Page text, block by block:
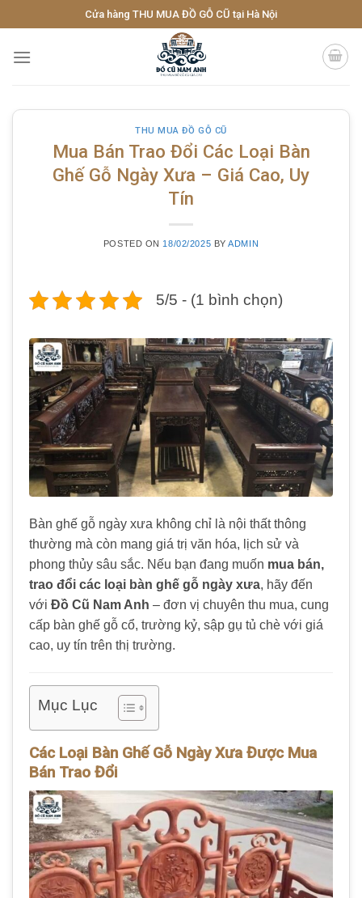
to
content
Cửa hàng THU MUA ĐỒ GỖ CŨ tại Hà Nội
THU MUA ĐỒ GỖ CŨ
Mua Bán Trao Đổi Các Loại Bàn
Ghế Gỗ Ngày Xưa – Giá Cao, Uy
Tín
POSTED ON 18/02/2025 BYADMIN
5/5 - (1 bình chọn)
Bàn ghế gỗ ngày xưa không chỉ là nội thất thông
thường mà còn mang giá trị văn hóa, lịch sử và
phong thủy sâu sắc. Nếu bạn đang muốn mua bán,
trao đổi các loại bàn ghế gỗ ngày xưa, hãy đến
với Đồ Cũ Nam Anh – đơn vị chuyên thu mua, cung
cấp bàn ghế gỗ cổ, trường kỷ, sập gụ tủ chè với giá
cao, uy tín trên thị trường.
Mục Lục
Các Loại Bàn Ghế Gỗ Ngày Xưa Được Mua
Bán Trao Đổi